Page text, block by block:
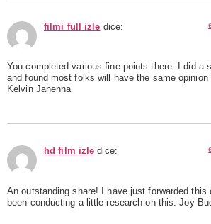
filmi full izle dice:
You completed various fine points there. I did a
and found most folks will have the same
Kelvin Janenna
hd film izle dice:
An outstanding share! I have just forwarded this
been conducting a little research on this. Joy